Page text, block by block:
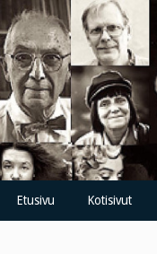
Skip
to
content
Etusivu Kotisivut